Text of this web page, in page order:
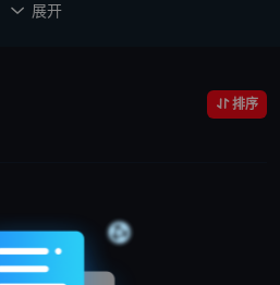
 展开
排序